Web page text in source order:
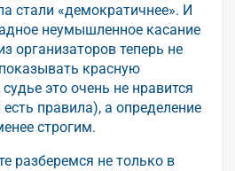
стали «демократичнее». И
неумышленное касание
организаторов теперь не
красную
это очень не нравится
правила), а определение
строгим.
разберемся не только в